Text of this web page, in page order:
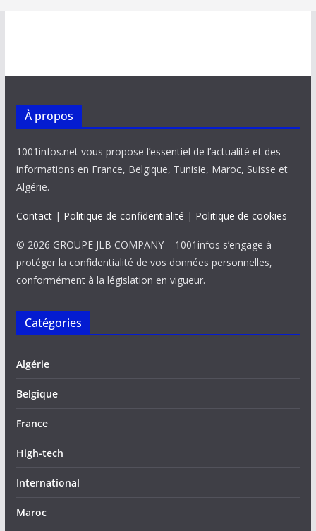
À propos
1001infos.net vous propose l’essentiel de l’actualité et des
informations en France, Belgique, Tunisie, Maroc, Suisse et
Algérie.
Contact| Politique de confidentialité | Politique de cookies
© 2026 GROUPE JLB COMPANY – 1001infos s’engage à
protéger la confidentialité de vos données personnelles,
conformément à la législation en vigueur.
Catégories
Algérie
Belgique
France
High-tech
International
Maroc